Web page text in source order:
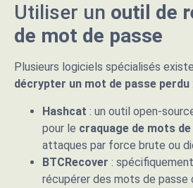
Utiliser un outil de
de mot de passe
Plusieurs logiciels spécialisés
décrypter un mot de passe perdu :
Hashcat : un outil open-
pour le craquage de mots
attaques par force brute ou
BTCRecover :
récupérer des mots de passe